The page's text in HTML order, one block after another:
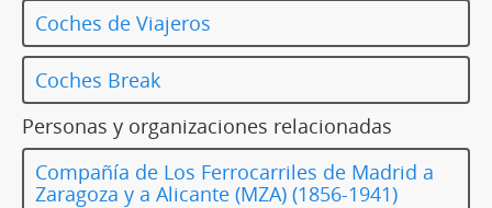
Coches de Viajeros
Coches Break
Personas y organizaciones relacionadas
Compañía de Los Ferrocarriles de Madrid a
Zaragoza y a Alicante (MZA) (1856-1941)